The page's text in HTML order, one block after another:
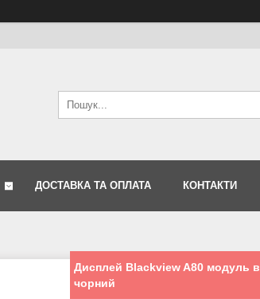
ДОСТАВКА ТА ОПЛАТА КОНТАКТИ
Дисплей Blackview A80 модуль в
чорний